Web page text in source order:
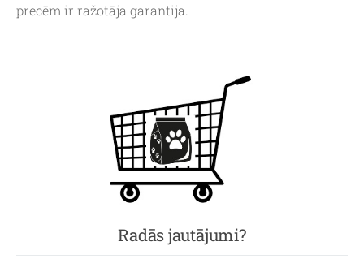
precēm ir ražotāja garantija.
Radās jautājumi?